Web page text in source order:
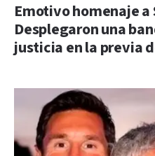
Emotivo homenaje a
Desplegaron una
justicia en la previa